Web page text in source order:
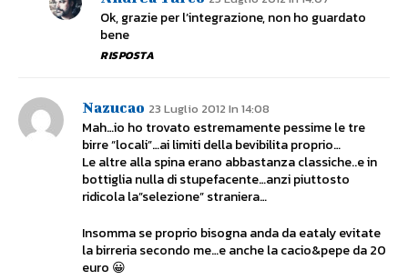
Ok, grazie per l’integrazione, non ho guardato
bene
RISPOSTA
Nazucao 23 Luglio 2012 In 14:08
Mah…io ho trovato estremamente pessime le tre
birre “locali”…ai limiti della bevibilita proprio…
Le altre alla spina erano abbastanza classiche..e in
bottiglia nulla di stupefacente…anzi piuttosto
ridicola la”selezione” straniera…
Insomma se proprio bisogna anda da eataly evitate
la birreria secondo me…e anche la cacio&pepe da 20
euro 😀